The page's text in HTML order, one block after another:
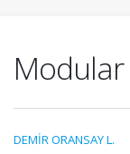
DEMİR ORANSAY L.